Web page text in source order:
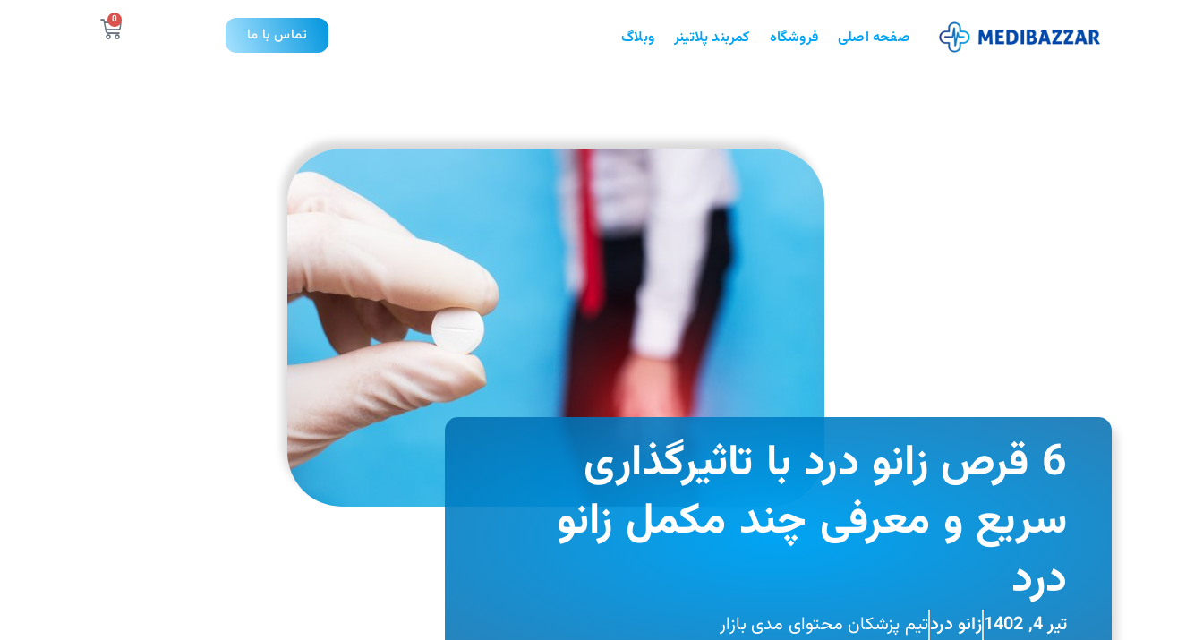
صفحه اصلی فروشگاه کمربند پلاتینر وبلاگ تماس با ما
0
6 قرص زانو درد با تاثیرگذاری
سریع و معرفی چند مکمل زانو
درد
تیر 4, 1402 زانو دردتیم پزشکان محتوای مدی بازار